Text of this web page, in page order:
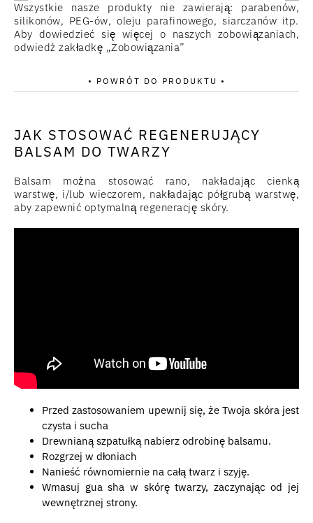
Wszystkie nasze produkty nie zawierają: parabenów,
silikonów, PEG-ów, oleju parafinowego, siarczanów itp.
Aby dowiedzieć się więcej o naszych zobowiązaniach,
odwiedź zakładkę „Zobowiązania”
• POWRÓT DO PRODUKTU •
JAK STOSOWAĆ REGENERUJĄCY
BALSAM DO TWARZY
Balsam można stosować rano, nakładając cienką
warstwę, i/lub wieczorem, nakładając półgrubą warstwę,
aby zapewnić optymalną regenerację skóry.
Przed zastosowaniem upewnij się, że Twoja skóra jest
czysta i sucha
Drewnianą szpatułką nabierz odrobinę balsamu.
Rozgrzej w dłoniach
Nanieść równomiernie na całą twarz i szyję.
Wmasuj gua sha w skórę twarzy, zaczynając od jej
wewnętrznej strony.